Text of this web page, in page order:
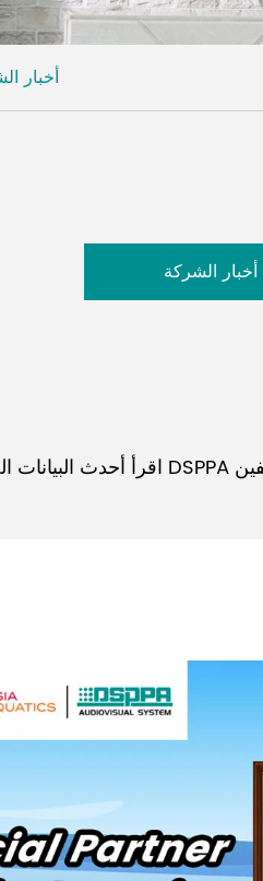
أخبار
أخبار الشركة